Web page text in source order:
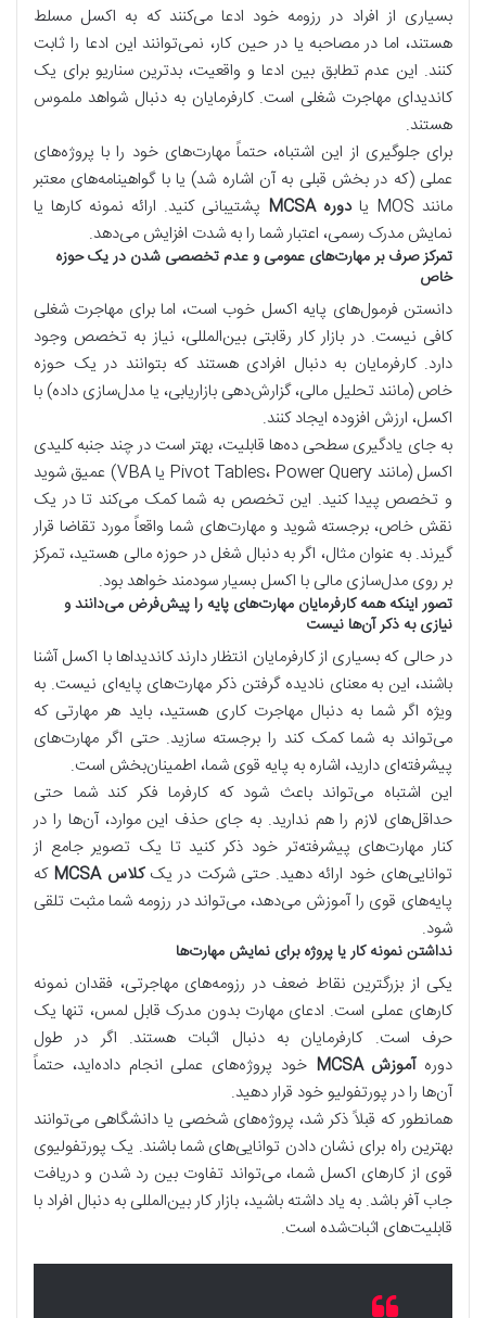
بسیاری از افراد در رزومه خود ادعا می‌کنند که به اکسل مسلط
هستند، اما در مصاحبه یا در حین کار، نمی‌توانند این ادعا را ثابت
کنند. این عدم تطابق بین ادعا و واقعیت، بدترین سناریو برای یک
کاندیدای مهاجرت شغلی است. کارفرمایان به دنبال شواهد ملموس
هستند.
برای جلوگیری از این اشتباه، حتماً مهارت‌های خود را با پروژه‌های
عملی (که در بخش قبلی به آن اشاره شد) یا با گواهینامه‌های معتبر
مانند MOS یا
دوره MCSA
پشتیبانی کنید. ارائه نمونه کارها یا
نمایش مدرک رسمی، اعتبار شما را به شدت افزایش می‌دهد.
تمرکز صرف بر مهارت‌های عمومی و عدم تخصصی شدن در یک حوزه
خاص
دانستن فرمول‌های پایه اکسل خوب است، اما برای مهاجرت شغلی
کافی نیست. در بازار کار رقابتی بین‌المللی، نیاز به تخصص وجود
دارد. کارفرمایان به دنبال افرادی هستند که بتوانند در یک حوزه
خاص (مانند تحلیل مالی، گزارش‌دهی بازاریابی، یا مدل‌سازی داده) با
اکسل، ارزش افزوده ایجاد کنند.
به جای یادگیری سطحی ده‌ها قابلیت، بهتر است در چند جنبه کلیدی
اکسل (مانند Pivot Tables، Power Query یا VBA) عمیق شوید
و تخصص پیدا کنید. این تخصص به شما کمک می‌کند تا در یک
نقش خاص، برجسته شوید و مهارت‌های شما واقعاً مورد تقاضا قرار
گیرند. به عنوان مثال، اگر به دنبال شغل در حوزه مالی هستید، تمرکز
بر روی مدل‌سازی مالی با اکسل بسیار سودمند خواهد بود.
تصور اینکه همه کارفرمایان مهارت‌های پایه را پیش‌فرض می‌دانند و
نیازی به ذکر آن‌ها نیست
در حالی که بسیاری از کارفرمایان انتظار دارند کاندیداها با اکسل آشنا
باشند، این به معنای نادیده گرفتن ذکر مهارت‌های پایه‌ای نیست. به
ویژه اگر شما به دنبال مهاجرت کاری هستید، باید هر مهارتی که
می‌تواند به شما کمک کند را برجسته سازید. حتی اگر مهارت‌های
پیشرفته‌ای دارید، اشاره به پایه قوی شما، اطمینان‌بخش است.
این اشتباه می‌تواند باعث شود که کارفرما فکر کند شما حتی
حداقل‌های لازم را هم ندارید. به جای حذف این موارد، آن‌ها را در
کنار مهارت‌های پیشرفته‌تر خود ذکر کنید تا یک تصویر جامع از
توانایی‌های خود ارائه دهید. حتی شرکت در یک کلاس MCSA
که
پایه‌های قوی را آموزش می‌دهد، می‌تواند در رزومه شما مثبت تلقی
شود.
نداشتن نمونه کار یا پروژه برای نمایش مهارت‌ها
یکی از بزرگترین نقاط ضعف در رزومه‌های مهاجرتی، فقدان نمونه
کارهای عملی است. ادعای مهارت بدون مدرک قابل لمس، تنها یک
حرف است. کارفرمایان به دنبال اثبات هستند. اگر در طول
دوره آموزش MCSA
خود پروژه‌های عملی انجام داده‌اید، حتماً
آن‌ها را در پورتفولیو خود قرار دهید.
همانطور که قبلاً ذکر شد، پروژه‌های شخصی یا دانشگاهی می‌توانند
بهترین راه برای نشان دادن توانایی‌های شما باشند. یک پورتفولیوی
قوی از کارهای اکسل شما، می‌تواند تفاوت بین رد شدن و دریافت
جاب آفر باشد. به یاد داشته باشید، بازار کار بین‌المللی به دنبال افراد با
قابلیت‌های اثبات‌شده است.